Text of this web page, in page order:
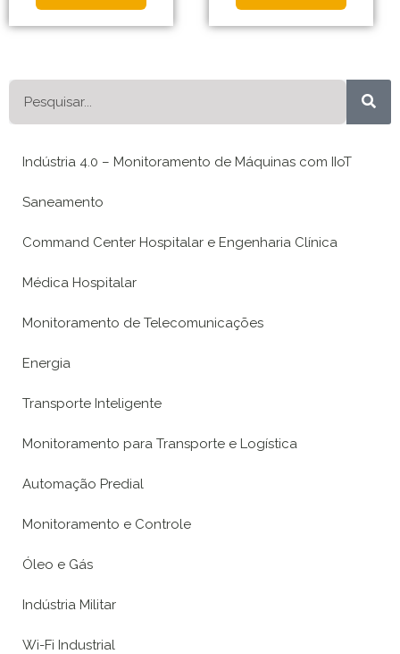
Indústria 4.0 – Monitoramento de Máquinas com IIoT
Saneamento
Command Center Hospitalar e Engenharia Clínica
Médica Hospitalar
Monitoramento de Telecomunicações
Energia
Transporte Inteligente
Monitoramento para Transporte e Logística
Automação Predial
Monitoramento e Controle
Óleo e Gás
Indústria Militar
Wi-Fi Industrial